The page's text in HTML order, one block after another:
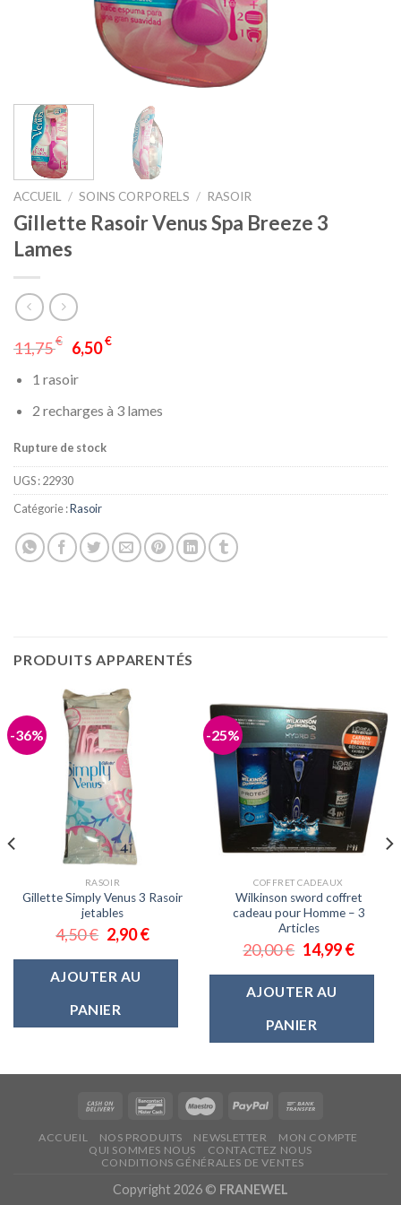
ACCUEIL / SOINS CORPORELS / RASOIR
Gillette Rasoir Venus Spa Breeze 3
Lames
11,75€ 6,50€
1 rasoir
2 recharges à 3 lames
Rupture de stock
UGS :22930
Catégorie :Rasoir
PRODUITS APPARENTÉS
-36%
RASOIR
Gillette Simply Venus 3 Rasoir
jetables
4,50€ 2,90€
AJOUTER AU
PANIER
-25%
COFFRET CADEAUX
Wilkinson sword coffret
cadeau pour Homme – 3
Articles
20,00€ 14,99€
AJOUTER AU
PANIER
ACCUEIL NOS PRODUITS NEWSLETTER
MON COMPTE
QUI SOMMES NOUS
CONTACTEZ NOUS
CONDITIONS GÉNÉRALES DE VENTES
Copyright 2026 © FRANEWEL